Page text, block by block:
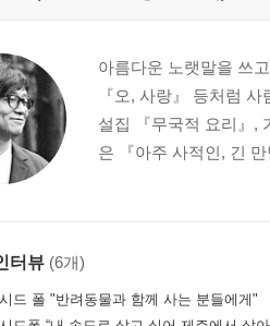
아름다운 노랫말을 쓰
『오, 사랑』 등처럼
설집 『무국적 요리』,
은 『아주 사적인, 긴
터뷰 (6개)
드 폴 "반려동물과 함께 사는 분들에게"